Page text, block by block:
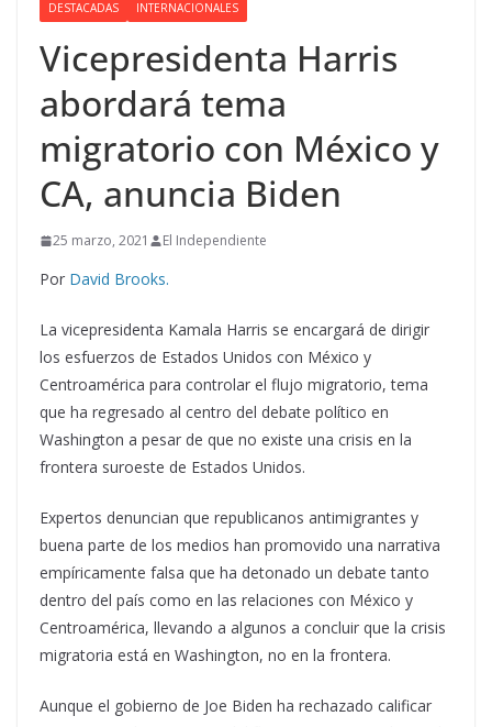
DESTACADAS INTERNACIONALES
Vicepresidenta Harris
abordará tema
migratorio con México y
CA, anuncia Biden
25 marzo, 2021 El Independiente
Por David Brooks.
La vicepresidenta Kamala Harris se encargará de dirigir
los esfuerzos de Estados Unidos con México y
Centroamérica para controlar el flujo migratorio, tema
que ha regresado al centro del debate político en
Washington a pesar de que no existe una crisis en la
frontera suroeste de Estados Unidos.
Expertos denuncian que republicanos antimigrantes y
buena parte de los medios han promovido una narrativa
empíricamente falsa que ha detonado un debate tanto
dentro del país como en las relaciones con México y
Centroamérica, llevando a algunos a concluir que la crisis
migratoria está en Washington, no en la frontera.
Aunque el gobierno de Joe Biden ha rechazado calificar